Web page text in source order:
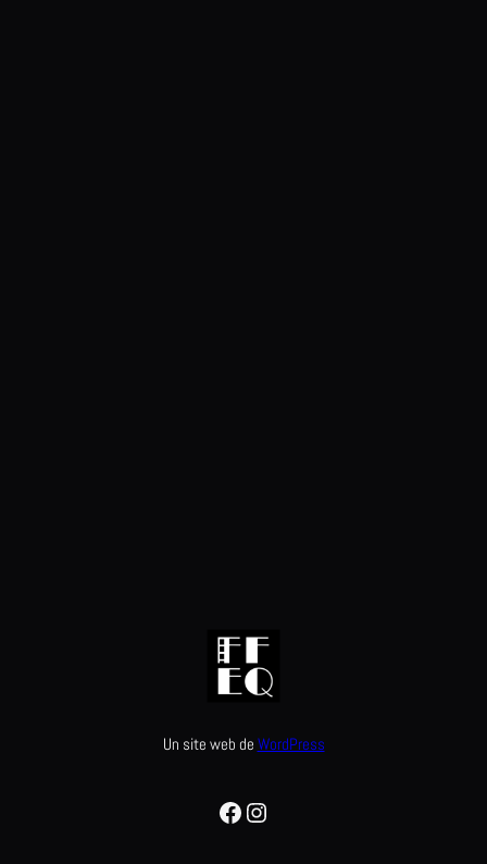
Un site web de WordPress
Facebook
Instagram